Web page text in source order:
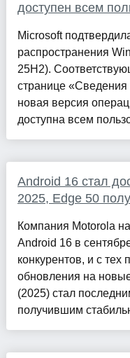
доступен всем
Microsoft
распространения
25H2).
странице «Сведения
новая версия
доступна всем
Android 16 стал
2025, Edge 50
Компания Motorola
Android 16 в
конкурентов, и с тех
обновления на
(2025) стал
получившим